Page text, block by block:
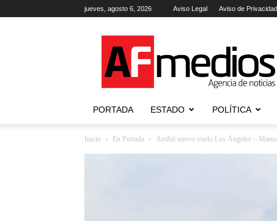
jueves, agosto 6, 2026 Aviso Legal Aviso de Privacidad
Agencia
de
Noticias
PORTADA ESTADO POLÍTICA
Inicio En Portada Arribó nuevo vuelo Los Ángeles –